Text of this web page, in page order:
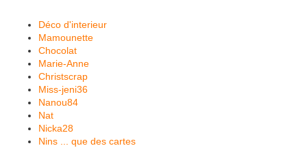
Déco d'interieur
Mamounette
Chocolat
Marie-Anne
Christscrap
Miss-jeni36
Nanou84
Nat
Nicka28
Nins ... que des cartes